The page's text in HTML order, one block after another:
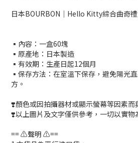
日本BOURBON｜Hello Kitty綜合曲奇
▪️內容：一盒60塊
▪️原產地：日本製造
▪️有效期：生產日起12個月
▪️保存方法：在室溫下保存，避免陽光
方。
❣️顏色或因拍攝器材或顯示螢幕等因素而
❣️以上圖片及文字僅供參考，一切以實物
== ⚠️聲明 ⚠️==